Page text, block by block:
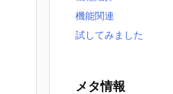
機能関連
試してみました
メタ情報